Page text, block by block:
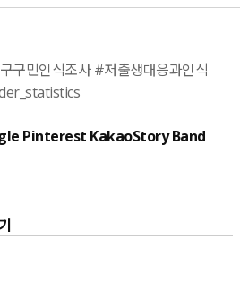
구민인식조사 #저출생대응과인식
Pinterest KakaoStory Band